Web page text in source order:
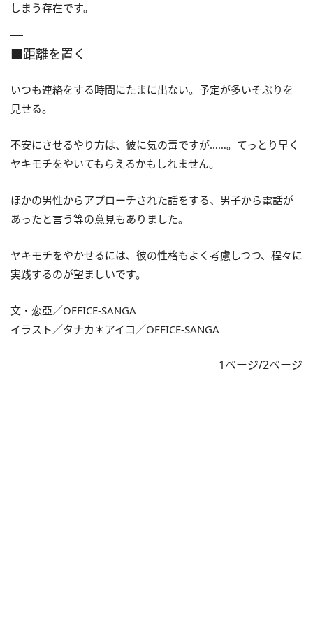
しまう存在です。
■距離を置く
いつも連絡をする時間にたまに出ない。予定が多いそぶりを
見せる。
不安にさせるやり方は、彼に気の毒ですが……。てっとり早く
ヤキモチをやいてもらえるかもしれません。
ほかの男性からアプローチされた話をする、男子から電話が
あったと言う等の意見もありました。
ヤキモチをやかせるには、彼の性格もよく考慮しつつ、程々に
実践するのが望ましいです。
文・恋亞／OFFICE-SANGA
イラスト／タナカ＊アイコ／OFFICE-SANGA
1ページ/2ページ